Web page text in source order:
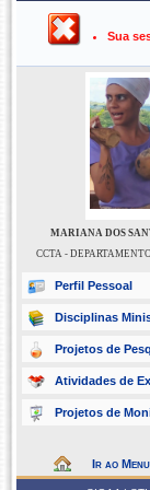
UFPB ›
Sua
MARIANA DOS
CCTA -
Perfil Pessoal
Disciplinas
Projetos de
Atividades de
Projetos de
Ir ao